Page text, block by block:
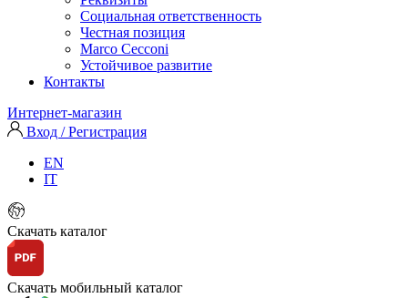
Социальная ответственность
Честная позиция
Marco Cecconi
Устойчивое развитие
Контакты
Интернет-магазин
Вход / Регистрация
EN
IT
Скачать каталог
Скачать мобильный каталог